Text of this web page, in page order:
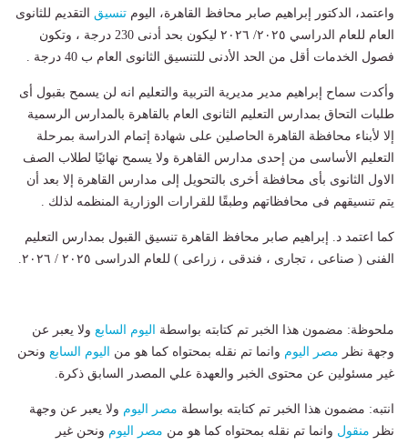
واعتمد، الدكتور إبراهيم صابر محافظ القاهرة، اليوم تنسيق التقديم للثانوى
العام للعام الدراسي ٢٠٢٥/ ٢٠٢٦ ليكون بحد أدنى 230 درجة ، وتكون
فصول الخدمات أقل من الحد الأدنى للتنسيق الثانوى العام ب 40 درجة .
وأكدت سماح إبراهيم مدير مديرية التربية والتعليم انه لن يسمح بقبول أى
طلبات التحاق بمدارس التعليم الثانوى العام بالقاهرة بالمدارس الرسمية
إلا لأبناء محافظة القاهرة الحاصلين على شهادة إتمام الدراسة بمرحلة
التعليم الأساسى من إحدى مدارس القاهرة ولا يسمح نهائيًا لطلاب الصف
الاول الثانوى بأى محافظة أخرى بالتحويل إلى مدارس القاهرة إلا بعد أن
يتم تنسيقهم فى محافظاتهم وطبقًا للقرارات الوزارية المنظمه لذلك .
كما اعتمد د. إبراهيم صابر محافظ القاهرة تنسيق القبول بمدارس التعليم
الفنى ( صناعى ، تجارى ، فندقى ، زراعى ) للعام الدراسى ٢٠٢٥ / ٢٠٢٦.
ملحوظة: مضمون هذا الخبر تم كتابته بواسطة اليوم السابع ولا يعبر عن
وجهة نظر مصر اليوم وانما تم نقله بمحتواه كما هو من اليوم السابع ونحن
غير مسئولين عن محتوى الخبر والعهدة علي المصدر السابق ذكرة.
انتبه: مضمون هذا الخبر تم كتابته بواسطة مصر اليوم ولا يعبر عن وجهة
نظر منقول وانما تم نقله بمحتواه كما هو من مصر اليوم ونحن غير